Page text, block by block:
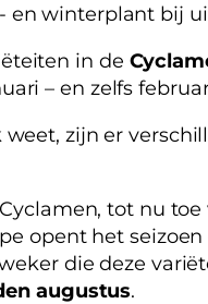
en winterplant bij
in de
– en zelfs
zijn er
tot nu
opent het
die deze
augustus.